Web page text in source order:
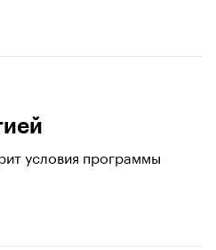
условия программы